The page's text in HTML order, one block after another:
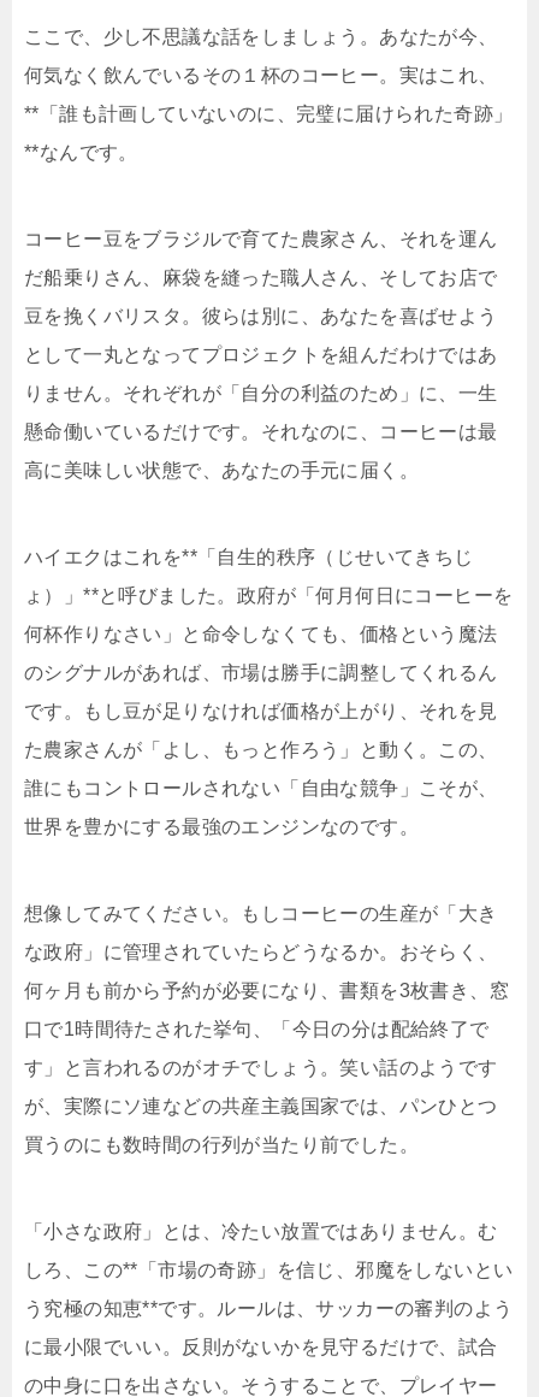
ここで、少し不思議な話をしましょう。あなたが今、
何気なく飲んでいるその１杯のコーヒー。実はこれ、
**「誰も計画していないのに、完璧に届けられた奇跡」
**なんです。
コーヒー豆をブラジルで育てた農家さん、それを運ん
だ船乗りさん、麻袋を縫った職人さん、そしてお店で
豆を挽くバリスタ。彼らは別に、あなたを喜ばせよう
として一丸となってプロジェクトを組んだわけではあ
りません。それぞれが「自分の利益のため」に、一生
懸命働いているだけです。それなのに、コーヒーは最
高に美味しい状態で、あなたの手元に届く。
ハイエクはこれを**「自生的秩序（じせいてきちじ
ょ）」**と呼びました。政府が「何月何日にコーヒーを
何杯作りなさい」と命令しなくても、価格という魔法
のシグナルがあれば、市場は勝手に調整してくれるん
です。もし豆が足りなければ価格が上がり、それを見
た農家さんが「よし、もっと作ろう」と動く。この、
誰にもコントロールされない「自由な競争」こそが、
世界を豊かにする最強のエンジンなのです。
想像してみてください。もしコーヒーの生産が「大き
な政府」に管理されていたらどうなるか。おそらく、
何ヶ月も前から予約が必要になり、書類を3枚書き、窓
口で1時間待たされた挙句、「今日の分は配給終了で
す」と言われるのがオチでしょう。笑い話のようです
が、実際にソ連などの共産主義国家では、パンひとつ
買うのにも数時間の行列が当たり前でした。
「小さな政府」とは、冷たい放置ではありません。む
しろ、この**「市場の奇跡」を信じ、邪魔をしないとい
う究極の知恵**です。ルールは、サッカーの審判のよう
に最小限でいい。反則がないかを見守るだけで、試合
の中身に口を出さない。そうすることで、プレイヤー